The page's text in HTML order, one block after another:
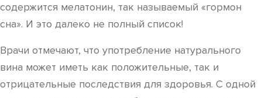
содержится мелатонин, так называемый «гормон
сна». И это далеко не полный список!
Врачи отмечают, что употребление натурального
вина может иметь как положительные, так и
отрицательные последствия для здоровья. С одной